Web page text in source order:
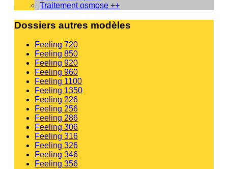
Traitement osmose ++
Dossiers autres modèles
Feeling 720
Feeling 850
Feeling 920
Feeling 960
Feeling 1100
Feeling 1350
Feeling 226
Feeling 256
Feeling 286
Feeling 306
Feeling 316
Feeling 326
Feeling 346
Feeling 356